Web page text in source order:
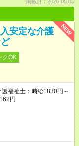
掲載日：2026.08.05
NEW
安定な介護
クOK
福祉士：時給1830円～
円